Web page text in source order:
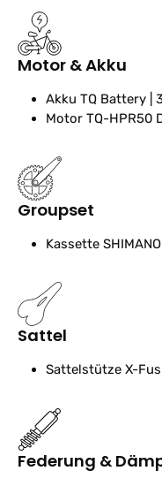
Motor & Akku
Akku TQ Battery |
Motor TQ-HPR50
Groupset
Kassette
Sattel
Sattelstütze X-
Federung &